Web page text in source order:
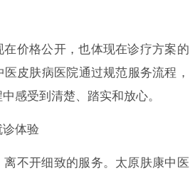
价格公开，也体现在诊疗方案的
皮肤病医院通过规范服务流程，
感受到清楚、踏实和放心。
体验
离不开细致的服务。太原肤康中医